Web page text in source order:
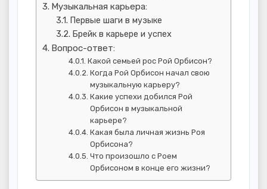
Музыкальная карьера:
Первые шаги в музыке
Брейк в карьере и успех
Вопрос-ответ:
Какой семьей рос Рой Орбисон?
Когда Рой Орбисон начал свою
музыкальную карьеру?
Какие успехи добился Рой
Орбисон в музыкальной
карьере?
Какая была личная жизнь Роя
Орбисона?
Что произошло с Роем
Орбисоном в конце его жизни?